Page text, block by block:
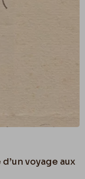
voyage aux